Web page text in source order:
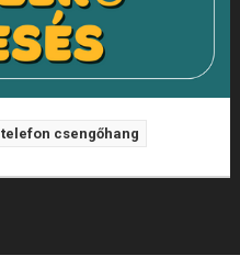
telefon csengőhang